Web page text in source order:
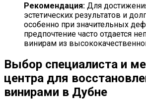
Рекомендация: Для
эстетических результатов и
особенно при значительных
предпочтение часто отдается
винирам из
Выбор специалиста и
центра для
винирами в Дубне